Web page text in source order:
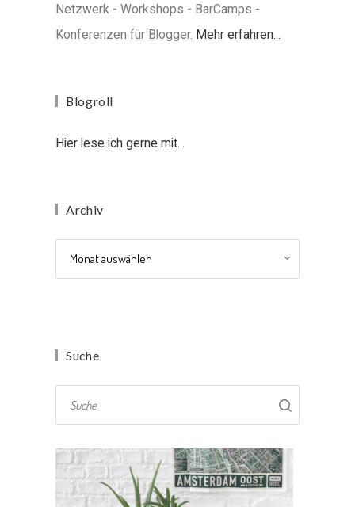
Netzwerk - Workshops - BarCamps -
Konferenzen für Blogger. Mehr erfahren...
Blogroll
Hier lese ich gerne mit...
Archiv
Suche